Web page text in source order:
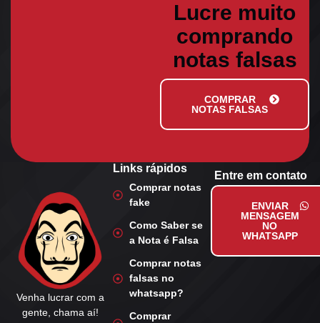
Lucre muito
comprando
notas falsas
COMPRAR
NOTAS FALSAS
Venha lucrar com a
gente, chama aí!
Links rápidos
Comprar notas
fake
Como Saber se
a Nota é Falsa
Comprar notas
falsas no
whatsapp?
Comprar
Entre em contato
ENVIAR
MENSAGEM
NO
WHATSAPP